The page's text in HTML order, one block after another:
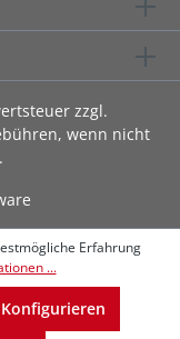
zzgl.
wenn nicht
Erfahrung
...
Konfigurieren